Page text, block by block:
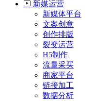
新媒运营
新媒体平台
文案创意
创作排版
裂变运营
H5制作
流量采买
商家平台
链接加工
数据分析